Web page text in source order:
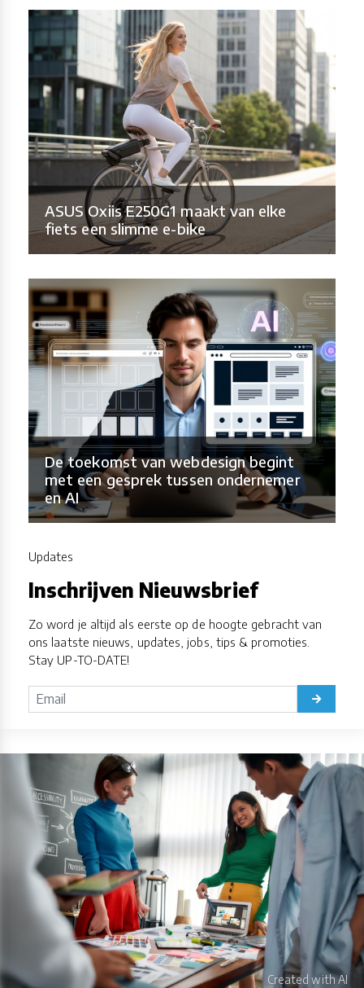
ASUS Oxiis E250G1 maakt van elke
fiets een slimme e-bike
De toekomst van webdesign begint
met een gesprek tussen ondernemer
en AI
Updates
Inschrijven Nieuwsbrief
Zo word je altijd als eerste op de hoogte gebracht van
ons laatste nieuws, updates, jobs, tips & promoties.
Stay UP-TO-DATE!